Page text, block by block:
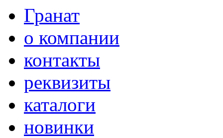
Гранат
о компании
контакты
реквизиты
каталоги
новинки